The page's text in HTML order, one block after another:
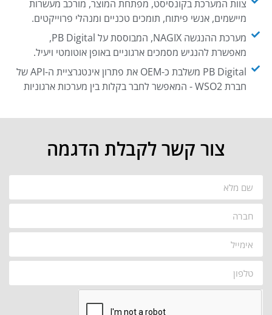
צוות המערכת בקונסיסט, מפתחת המוצר, מורכב מעשרות
מיישמים, אנשי פיתוח, תומכים טכניים ומנהלי פרוייקטים.
מערכת ההנגשה NAGIX, המבוססת על PB Digital,
מאפשרת להנגיש מסמכים ארגוניים באופן אוטומטי ויעיל.
PB Digital משלבת כ-OEM את פתרון אינטגרציית ה-API של
חברת WSO2 - המאפשר לחבר בקלות בין מערכות ארגוניות
צור קשר לקבלת הדגמה